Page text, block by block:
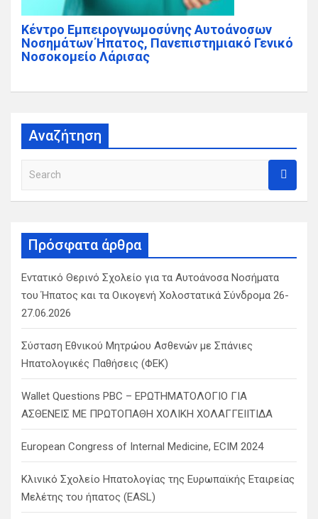
Κέντρο Εμπειρογνωμοσύνης Αυτοάνοσων
Νοσημάτων Ήπατος, Πανεπιστημιακό Γενικό
Νοσοκομείο Λάρισας
Αναζήτηση
a
h
Πρόσφατα άρθρα
Εντατικό Θερινό Σχολείο για τα Αυτοάνοσα Νοσήματα
του Ήπατος και τα Οικογενή Χολοστατικά Σύνδρομα 26-
27.06.2026
Σύσταση Εθνικού Μητρώου Ασθενών με Σπάνιες
Ηπατολογικές Παθήσεις (ΦΕΚ)
Wallet Questions PBC – ΕΡΩΤΗΜΑΤΟΛΟΓΙΟ ΓΙΑ
ΑΣΘΕΝΕΙΣ ΜΕ ΠΡΩΤΟΠΑΘΗ ΧΟΛΙΚΗ ΧΟΛΑΓΓΕΙΙΤΙΔΑ
European Congress of Internal Medicine, ECIM 2024
Κλινικό Σχολείο Ηπατολογίας της Ευρωπαϊκής Εταιρείας
Μελέτης του ήπατος (EASL)